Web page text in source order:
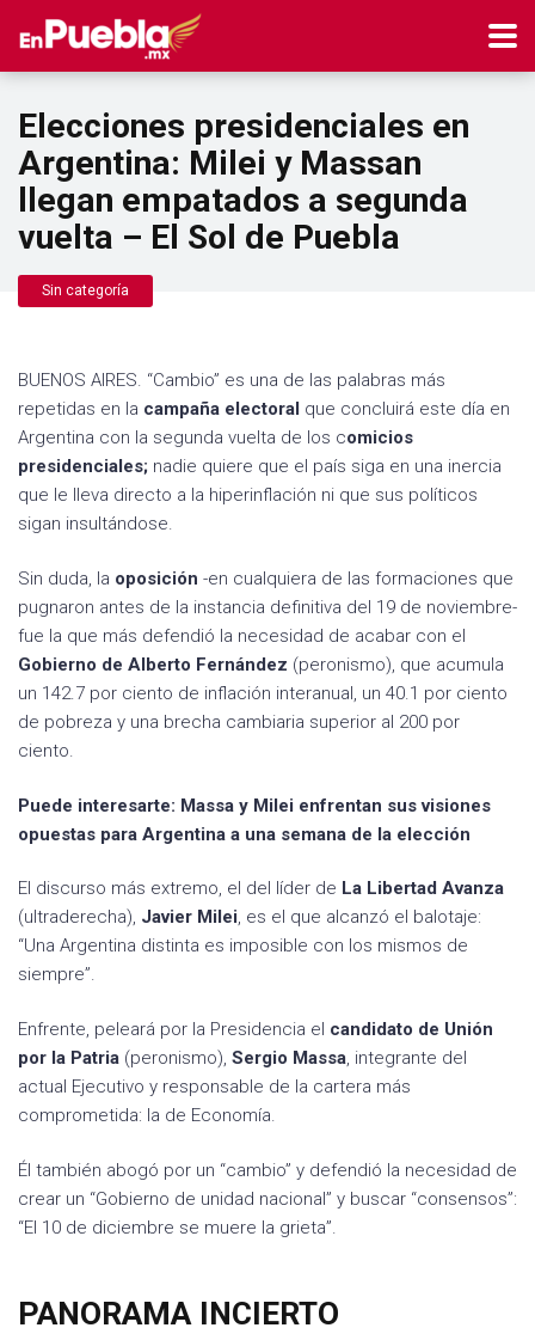
Elecciones presidenciales en
Argentina: Milei y Massan
llegan empatados a segunda
vuelta – El Sol de Puebla
Sin categoría
BUENOS AIRES. “Cambio” es una de las palabras más
repetidas en la campaña electoral que concluirá este día en
Argentina con la segunda vuelta de los comicios
presidenciales; nadie quiere que el país siga en una inercia
que le lleva directo a la hiperinflación ni que sus políticos
sigan insultándose.
Sin duda, la oposición -en cualquiera de las formaciones que
pugnaron antes de la instancia definitiva del 19 de noviembre-
fue la que más defendió la necesidad de acabar con el
Gobierno de Alberto Fernández (peronismo), que acumula
un 142.7 por ciento de inflación interanual, un 40.1 por ciento
de pobreza y una brecha cambiaria superior al 200 por
ciento.
Puede interesarte: Massa y Milei enfrentan sus visiones
opuestas para Argentina a una semana de la elección
El discurso más extremo, el del líder de La Libertad Avanza
(ultraderecha), Javier Milei, es el que alcanzó el balotaje:
“Una Argentina distinta es imposible con los mismos de
siempre”.
Enfrente, peleará por la Presidencia el candidato de Unión
por la Patria (peronismo), Sergio Massa, integrante del
actual Ejecutivo y responsable de la cartera más
comprometida: la de Economía.
Él también abogó por un “cambio” y defendió la necesidad de
crear un “Gobierno de unidad nacional” y buscar “consensos”:
“El 10 de diciembre se muere la grieta”.
PANORAMA INCIERTO